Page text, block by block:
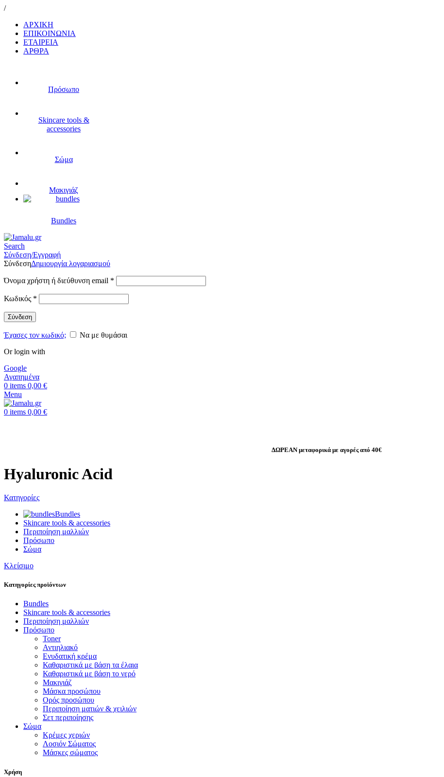
/
ΑΡΧΙΚΗ
ΕΠΙΚΟΙΝΩΝΙΑ
ΕΤΑΙΡΕΙΑ
ΑΡΘΡΑ
Πρόσωπο
Skincare tools &
accessories
Σώμα
Μακιγιάζ
Bundles
Search
Σύνδεση/Εγγραφή
ΣύνδεσηΔημιουργία λογαριασμού
Όνομα χρήστη ή διεύθυνση email *
Κωδικός *
Σύνδεση
Έχασες τον κωδικό;
Να με θυμάσαι
Or login with
Google
Αγαπημένα
0 items 0,00 €
Menu
0 items 0,00 €
ΔΩΡΕΑΝ μεταφορικά με αγορές από 40€
Hyaluronic Acid
Κατηγορίες
Bundles
Skincare tools & accessories
Περιποίηση μαλλιών
Πρόσωπο
Σώμα
Κλείσιμο
Κατηγορίες προϊόντων
Bundles
Skincare tools & accessories
Περιποίηση μαλλιών
Πρόσωπο
Toner
Αντιηλιακό
Ενυδατική κρέμα
Καθαριστικά με βάση τα έλαια
Καθαριστικά με βάση το νερό
Μακιγιάζ
Μάσκα προσώπου
Ορός προσώπου
Περιποίηση ματιών & χειλιών
Σετ περιποίησης
Σώμα
Κρέμες χεριών
Λοσιόν Σώματος
Μάσκες σώματος
Χρήση